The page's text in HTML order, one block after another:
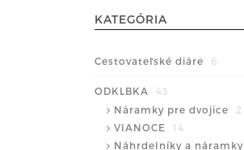
KATEGÓRIA
Cestovateľské diáre 6
ODKLBKA
43
Náramky pre dvojice
2
VIANOCE
14
Náhrdelníky a náramky